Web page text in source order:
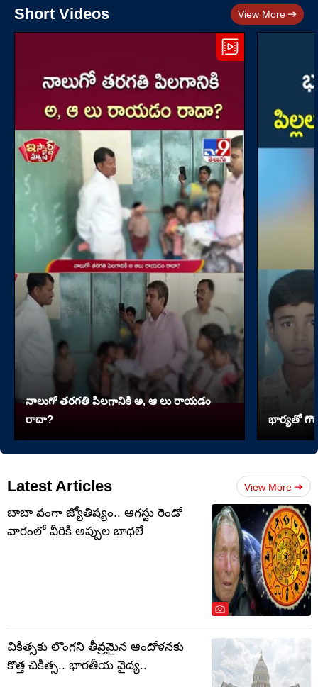
Short Videos View More
నాలుగో త‌ర‌గతి పిలగానికి అ, ఆ లు రాయ‌డం
రాదా?
భార్యతో
Latest Articles View More
బాబా వంగా జ్యోతిష్యం.. ఆగస్టు రెండో
వారంలో వీరికి అప్పుల బాధలే
చికిత్సకు లొంగని తీవ్రమైన ఆందోళనకు
కొత్త చికిత్స.. భారతీయ వైద్య..